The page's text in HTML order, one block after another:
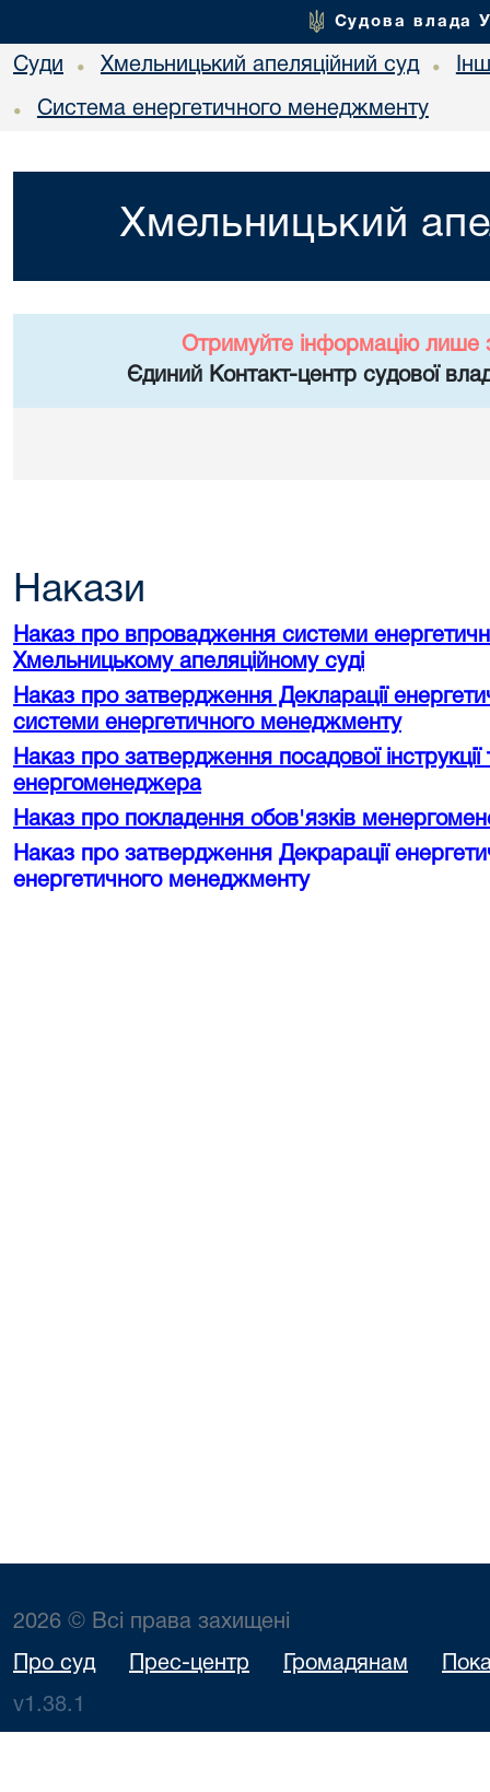
Судова влада
Суди • Хмельницький апеляційний суд •
• Система енергетичного менеджменту
Хмельницький
Отримуйте інформацію лише
Єдиний Контакт-центр судової
Накази
Наказ про впровадження системи
Хмельницькому апеляційному суді
Наказ про затвердження Декларації
системи енергетичного менеджменту
Наказ про затвердження посадової
енергоменеджера
Наказ про покладення обов'язків
Наказ про затвердження Декрарації
енергетичного менеджменту
2026 © Всі права захищені
Про суд Прес-центр Громадянам
v1.38.1